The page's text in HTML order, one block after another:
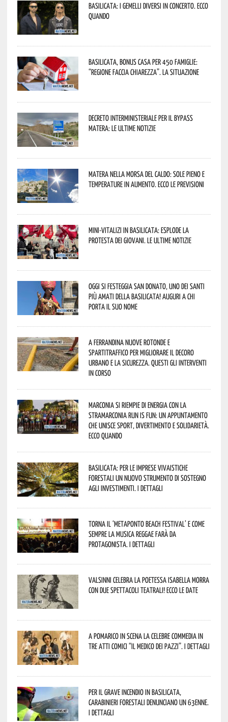
Basilicata: i Gemelli DiVersi in concerto. Ecco
quando
Basilicata, Bonus casa per 450 famiglie:
“Regione faccia chiarezza”. La situazione
Decreto interministeriale per il Bypass
Matera: le ultime notizie
Matera nella morsa del caldo: sole pieno e
temperature in aumento. Ecco le previsioni
Mini-vitalizi in Basilicata: esplode la
protesta dei giovani. Le ultime notizie
Oggi si festeggia San Donato, uno dei Santi
più amati della Basilicata! Auguri a chi
porta il suo nome
A Ferrandina nuove rotonde e
spartitraffico per migliorare il decoro
urbano e la sicurezza. Questi gli interventi
in corso
Marconia si riempie di energia con la
StraMarconia Run is Fun: un appuntamento
che unisce sport, divertimento e solidarietà.
Ecco quando
Basilicata: per le imprese vivaistiche
forestali un nuovo strumento di sostegno
agli investimenti. I dettagli
Torna il ‘Metaponto beach festival’ e come
sempre la musica reggae farà da
protagonista. I dettagli
Valsinni celebra la poetessa Isabella Morra
con due spettacoli teatrali! Ecco le date
A Pomarico in scena la celebre commedia in
tre atti comici “Il medico dei pazzi”. I dettagli
Per il grave incendio in Basilicata,
Carabinieri forestali denunciano un 63enne.
I dettagli